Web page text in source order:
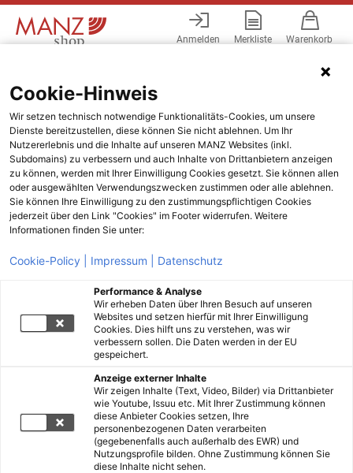
Anmelden Merkliste Warenkorb
Cookie-Hinweis
Wir setzen technisch notwendige Funktionalitäts-Cookies, um unsere
Dienste bereitzustellen, diese können Sie nicht ablehnen. Um Ihr
Nutzererlebnis und die Inhalte auf unseren MANZ Websites (inkl.
Subdomains) zu verbessern und auch Inhalte von Drittanbietern anzeigen
zu können, werden mit Ihrer Einwilligung Cookies gesetzt. Sie können allen
oder ausgewählten Verwendungszwecken zustimmen oder alle ablehnen.
Sie können Ihre Einwilligung zu den zustimmungspflichtigen Cookies
jederzeit über den Link "Cookies" im Footer widerrufen. Weitere
Informationen finden Sie unter:
Cookie-Policy | Impressum | Datenschutz
Performance & Analyse
Wir erheben Daten über Ihren Besuch auf unseren
Websites und setzen hierfür mit Ihrer Einwilligung
Cookies. Dies hilft uns zu verstehen, was wir
verbessern sollen. Die Daten werden in der EU
gespeichert.
Anzeige externer Inhalte
Wir zeigen Inhalte (Text, Video, Bilder) via Drittanbieter
wie Youtube, Issuu etc. Mit Ihrer Zustimmung können
diese Anbieter Cookies setzen, Ihre
personenbezogenen Daten verarbeiten
(gegebenenfalls auch außerhalb des EWR) und
Nutzungsprofile bilden. Ohne Zustimmung können Sie
diese Inhalte nicht sehen.